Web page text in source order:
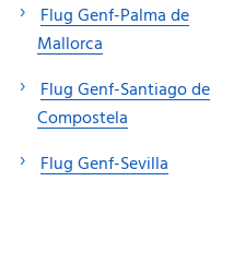
Flug Genf-Palma de
Mallorca
Flug Genf-Santiago de
Compostela
Flug Genf-Sevilla